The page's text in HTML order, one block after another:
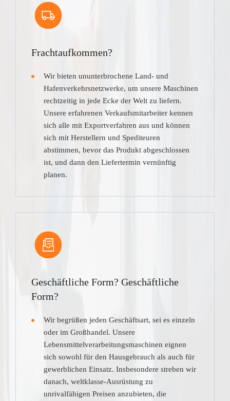
Frachtaufkommen?
Wir bieten ununterbrochene Land- und
Hafenverkehrsnetzwerke, um unsere Maschinen
rechtzeitig in jede Ecke der Welt zu liefern.
Unsere erfahrenen Verkaufsmitarbeiter kennen
sich alle mit Exportverfahren aus und können
sich mit Herstellern und Spediteuren
abstimmen, bevor das Produkt abgeschlossen
ist, und dann den Liefertermin vernünftig
planen.
Geschäftliche Form? Geschäftliche
Form?
Wir begrüßen jeden Geschäftsart, sei es einzeln
oder im Großhandel. Unsere
Lebensmittelverarbeitungsmaschinen eignen
sich sowohl für den Hausgebrauch als auch für
gewerblichen Einsatz. Insbesondere streben wir
danach, weltklasse-Ausrüstung zu
unrivalfähigen Preisen anzubieten, die